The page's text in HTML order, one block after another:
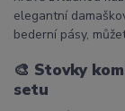
elegantní
bederní pásy,
🎨 Stovky
setu